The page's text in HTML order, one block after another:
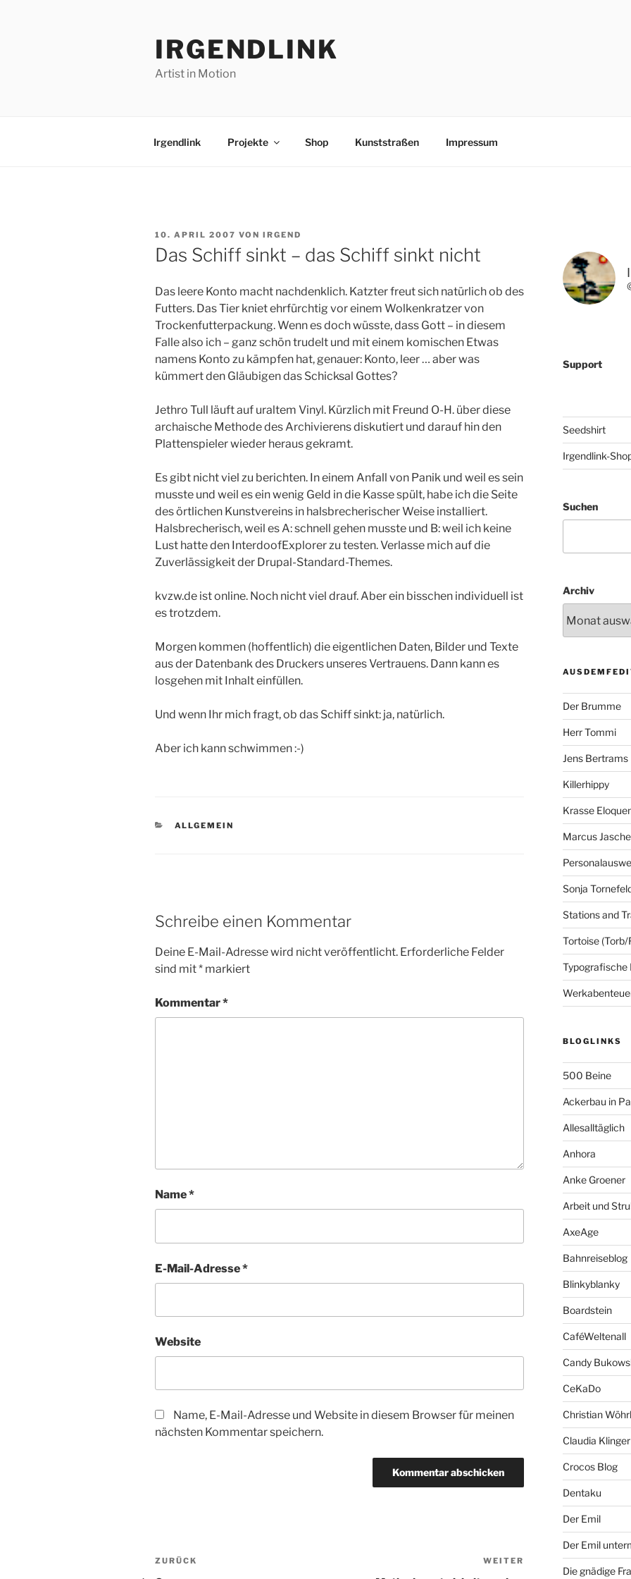
IRGENDLINK
Artist in Motion
Irgendlink Projekte Shop Kunststraßen Impressum
VERÖFFENTLICHT
AM
10. APRIL 2007 VON IRGEND
Das Schiff sinkt – das Schiff sinkt nicht
Das leere Konto macht nachdenklich. Katzter freut sich natürlich ob des
Futters. Das Tier kniet ehrfürchtig vor einem Wolkenkratzer von
Trockenfutterpackung. Wenn es doch wüsste, dass Gott – in diesem
Falle also ich – ganz schön trudelt und mit einem komischen Etwas
namens Konto zu kämpfen hat, genauer: Konto, leer … aber was
kümmert den Gläubigen das Schicksal Gottes?
Jethro Tull läuft auf uraltem Vinyl. Kürzlich mit Freund O-H. über diese
archaische Methode des Archivierens diskutiert und darauf hin den
Plattenspieler wieder heraus gekramt.
Es gibt nicht viel zu berichten. In einem Anfall von Panik und weil es sein
musste und weil es ein wenig Geld in die Kasse spült, habe ich die Seite
des örtlichen Kunstvereins in halsbrecherischer Weise installiert.
Halsbrecherisch, weil es A: schnell gehen musste und B: weil ich keine
Lust hatte den InterdoofExplorer zu testen. Verlasse mich auf die
Zuverlässigkeit der Drupal-Standard-Themes.
kvzw.de ist online. Noch nicht viel drauf. Aber ein bisschen individuell ist
es trotzdem.
Morgen kommen (hoffentlich) die eigentlichen Daten, Bilder und Texte
aus der Datenbank des Druckers unseres Vertrauens. Dann kann es
losgehen mit Inhalt einfüllen.
Und wenn Ihr mich fragt, ob das Schiff sinkt: ja, natürlich.
Aber ich kann schwimmen :-)
KATEGORIEN
ALLGEMEIN
Schreibe einen Kommentar
Deine E-Mail-Adresse wird nicht veröffentlicht. Erforderliche Felder
sind mit* markiert
Kommentar*
Name*
E-Mail-Adresse*
Website
Name, E-Mail-Adresse und Website in diesem Browser für meinen
nächsten Kommentar speichern.
Beitragsnavigation
Vorheriger
ZURÜCK
Nächster
WEITER
Support
Seedshirt
Irgendlink-
Suchen
Archiv
Der Brumme
Herr Tommi
Jens Bertrams
Killerhippy
Krasse
Marcus
Sonja
Stations and
Tortoise (Torb/
Typografische
BLOGLINKS
500 Beine
Ackerbau in
Allesalltäglich
Anhora
Anke Groener
Arbeit und
AxeAge
Bahnreiseblog
Blinkyblanky
Boardstein
CaféWeltenall
Candy
CeKaDo
Christian Wöhrl
Claudia Klinger
Crocos Blog
Dentaku
Der Emil
Der Emil
Die gnädige